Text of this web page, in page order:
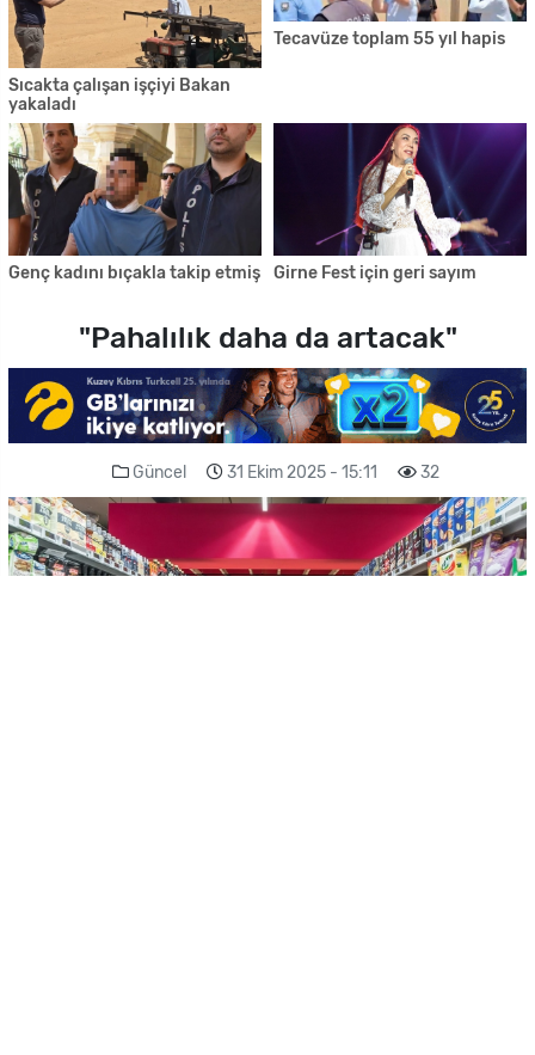
Sıcakta çalışan işçiyi Bakan
yakaladı
Tecavüze toplam 55 yıl hapis
Genç kadını bıçakla takip etmiş Girne Fest için geri sayım
"Pahalılık daha da artacak"
Güncel 31 Ekim 2025 - 15:11 32